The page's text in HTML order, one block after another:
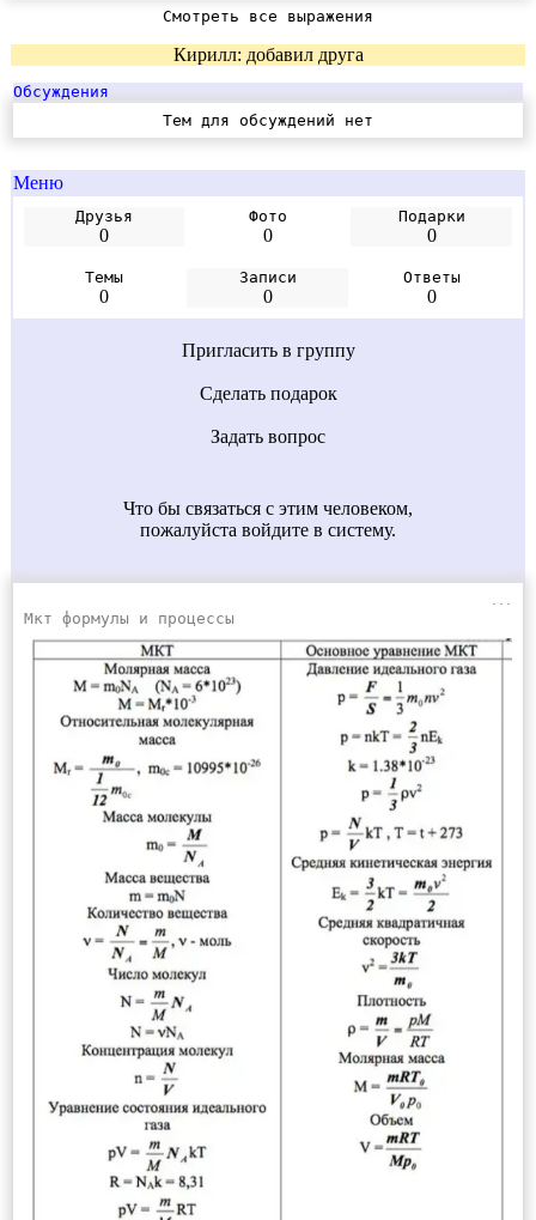
Смотреть все выражения
Кирилл: добавил друга
Обсуждения
Тем для обсуждений нет
Меню
Друзья
0
Фото
0
Подарки
0
Темы
0
Записи
0
Ответы
0
Пригласить в группу
Сделать подарок
Задать вопрос
Что бы связаться с этим человеком,
пожалуйста войдите в систему.
Мкт формулы и процессы